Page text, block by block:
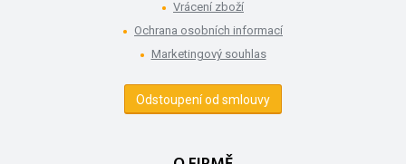
Vrácení zboží
Ochrana osobních informací
Marketingový souhlas
Odstoupení od smlouvy